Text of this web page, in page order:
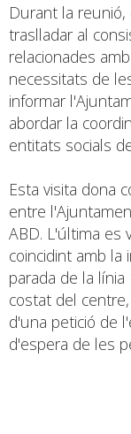
Durant la
traslladar al
relacionades
necessitats de
informar
abordar la
entitats socials
Esta visita dona
entre
ABD. L'última es
coincidint amb la
parada de la
costat del
d'una petició de
d'espera de les